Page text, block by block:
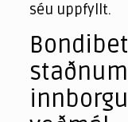
séu uppfyllt.